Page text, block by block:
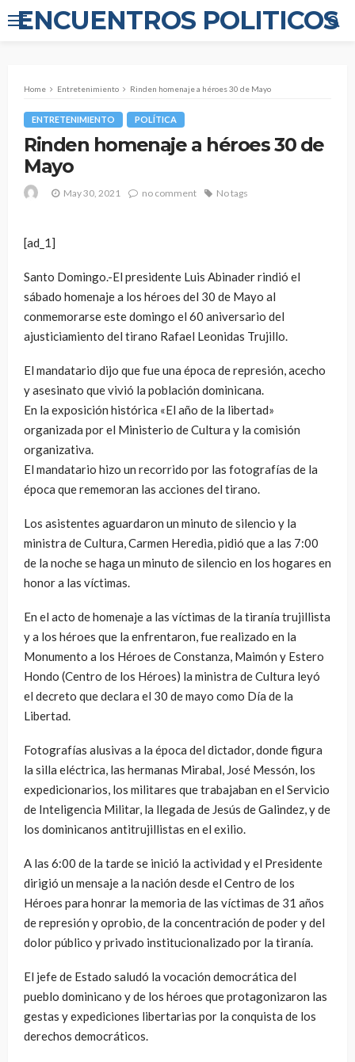
ENCUENTROS POLITICOS
Home Entretenimiento Rinden homenaje a héroes 30 de Mayo
ENTRETENIMIENTO POLÍTICA
Rinden homenaje a héroes 30 de
Mayo
May 30, 2021 no comment No tags
[ad_1]
Santo Domingo.-El presidente Luis Abinader rindió el
sábado homenaje a los héroes del 30 de Mayo al
conmemorarse este domingo el 60 aniversario del
ajusticiamiento del tirano Rafael Leonidas Trujillo.
El mandatario dijo que fue una época de represión, acecho
y asesinato que vivió la población dominicana.
En la exposición histórica «El año de la libertad»
organizada por el Ministerio de Cultura y la comisión
organizativa.
El mandatario hizo un recorrido por las fotografías de la
época que rememoran las acciones del tirano.
Los asistentes aguardaron un minuto de silencio y la
ministra de Cultura, Carmen Heredia, pidió que a las 7:00
de la noche se haga un minuto de silencio en los hogares en
honor a las víctimas.
En el acto de homenaje a las víctimas de la tiranía trujillista
y a los héroes que la enfrentaron, fue realizado en la
Monumento a los Héroes de Constanza, Maimón y Estero
Hondo (Centro de los Héroes) la ministra de Cultura leyó
el decreto que declara el 30 de mayo como Día de la
Libertad.
Fotografías alusivas a la época del dictador, donde figura
la silla eléctrica, las hermanas Mirabal, José Messón, los
expedicionarios, los militares que trabajaban en el Servicio
de Inteligencia Militar, la llegada de Jesús de Galindez, y de
los dominicanos antitrujillistas en el exilio.
A las 6:00 de la tarde se inició la actividad y el Presidente
dirigió un mensaje a la nación desde el Centro de los
Héroes para honrar la memoria de las víctimas de 31 años
de represión y oprobio, de la concentración de poder y del
dolor público y privado institucionalizado por la tiranía.
El jefe de Estado saludó la vocación democrática del
pueblo dominicano y de los héroes que protagonizaron las
gestas y expediciones libertarias por la conquista de los
derechos democráticos.